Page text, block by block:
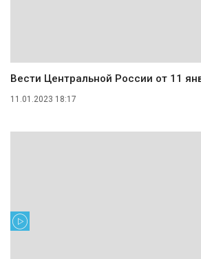
Вести Центральной России от 11
11.01.2023 18:17